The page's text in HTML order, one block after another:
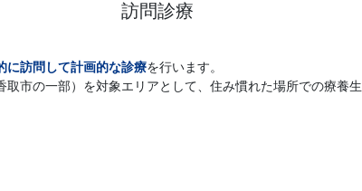
訪問診療
に訪問して計画的な診療を行います。
市の一部）を対象エリアとして、住み慣れた場所での療養生